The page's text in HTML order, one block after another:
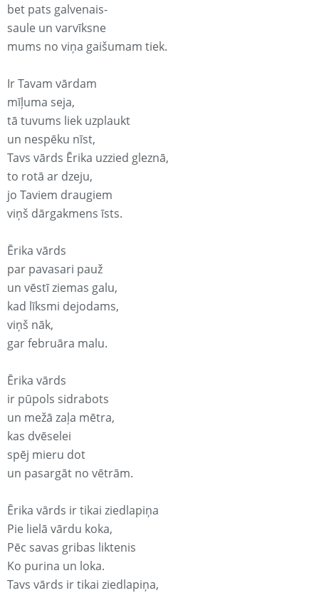
bet pats galvenais-
saule un varvīksne
mums no viņa gaišumam tiek.
Ir Tavam vārdam
mīļuma seja,
tā tuvums liek uzplaukt
un nespēku nīst,
Tavs vārds Ērika uzzied gleznā,
to rotā ar dzeju,
jo Taviem draugiem
viņš dārgakmens īsts.
Ērika vārds
par pavasari pauž
un vēstī ziemas galu,
kad līksmi dejodams,
viņš nāk,
gar februāra malu.
Ērika vārds
ir pūpols sidrabots
un mežā zaļa mētra,
kas dvēselei
spēj mieru dot
un pasargāt no vētrām.
Ērika vārds ir tikai ziedlapiņa
Pie lielā vārdu koka,
Pēc savas gribas liktenis
Ko purina un loka.
Tavs vārds ir tikai ziedlapiņa,